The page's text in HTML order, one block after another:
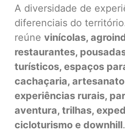
A diversidade de
diferenciais do
reúne vinícolas,
restaurantes,
turísticos, espaços
cachaçaria,
experiências rurais,
aventura, trilhas,
cicloturismo e downhill.